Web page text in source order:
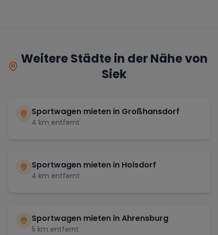
Weitere Städte in der Nähe von
Siek
Sportwagen mieten in Großhansdorf
4 km entfernt
Sportwagen mieten in Hoisdorf
4 km entfernt
Sportwagen mieten inAhrensburg
5 km entfernt